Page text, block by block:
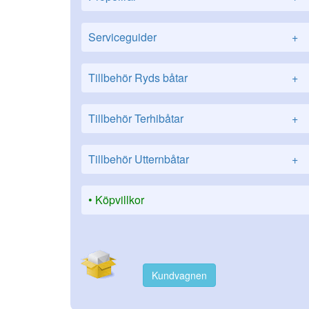
Serviceguider +
Tillbehör Ryds båtar +
Tillbehör Terhibåtar +
Tillbehör Utternbåtar +
Köpvillkor
Kundvagnen